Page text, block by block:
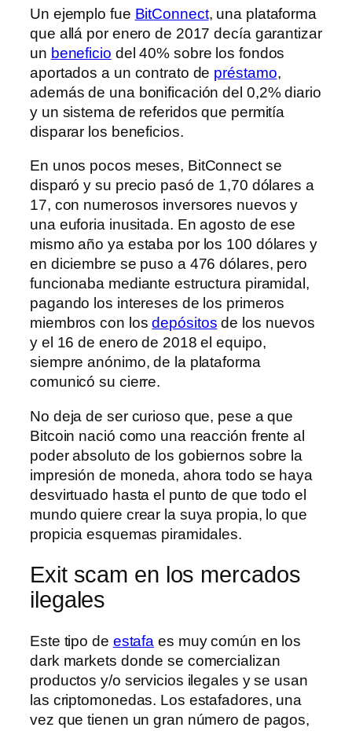
Un ejemplo fue BitConnect, una plataforma
que allá por enero de 2017 decía garantizar
un beneficio del 40% sobre los fondos
aportados a un contrato de préstamo,
además de una bonificación del 0,2% diario
y un sistema de referidos que permitía
disparar los beneficios.
En unos pocos meses, BitConnect se
disparó y su precio pasó de 1,70 dólares a
17, con numerosos inversores nuevos y
una euforia inusitada. En agosto de ese
mismo año ya estaba por los 100 dólares y
en diciembre se puso a 476 dólares, pero
funcionaba mediante estructura piramidal,
pagando los intereses de los primeros
miembros con losdepósitos de los nuevos
y el 16 de enero de 2018 el equipo,
siempre anónimo, de la plataforma
comunicó su cierre.
No deja de ser curioso que, pese a que
Bitcoin nació como una reacción frente al
poder absoluto de los gobiernos sobre la
impresión de moneda, ahora todo se haya
desvirtuado hasta el punto de que todo el
mundo quiere crear la suya propia, lo que
propicia esquemas piramidales.
Exit scam en los mercados
ilegales
Este tipo de estafa es muy común en los
dark markets donde se comercializan
productos y/o servicios ilegales y se usan
las criptomonedas. Los estafadores, una
vez que tienen un gran número de pagos,